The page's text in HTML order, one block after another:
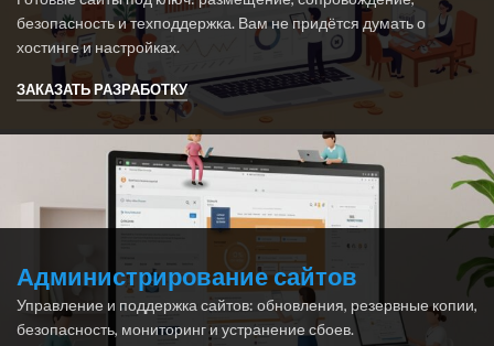
безопасность и техподдержка. Вам не придётся думать о
хостинге и настройках.
ЗАКАЗАТЬ РАЗРАБОТКУ
Администрирование сайтов
Управление и поддержка сайтов: обновления, резервные копии,
безопасность, мониторинг и устранение сбоев.